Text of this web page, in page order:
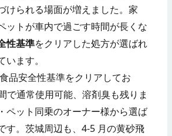
けられる場面が増えました。家
ットが車内で過ごす時間が長くな
性基準をクリアした処方が選ばれ
ます。
品安全性基準をクリアしてお
で通常使用可能、溶剤臭も残りま
ペット同乗のオーナー様から選ば
す。茨城周辺も、4-5 月の黄砂飛